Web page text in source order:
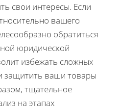
свои интересы. Если
вашего
обратиться
юридической
избежать сложных
защитить ваши товары
тщательное
на этапах